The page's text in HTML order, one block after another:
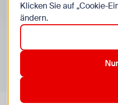
Veranstaltungen in Wien
Aktive Filter:
1. Innere Stadt
Klicken Sie auf „Cookie-
ändern.